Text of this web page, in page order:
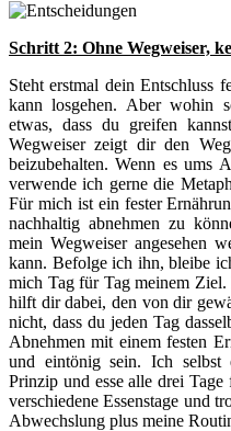
Schritt 2: Ohne Wegweiser,
Steht erstmal dein Entschluss
kann losgehen. Aber wohin
etwas, dass du greifen
Wegweiser zeigt dir den
beizubehalten. Wenn es ums
verwende ich gerne die
Für mich ist ein fester
nachhaltig abnehmen zu
mein Wegweiser angesehen
kann. Befolge ich ihn, bleibe
mich Tag für Tag meinem
hilft dir dabei, den von dir
nicht, dass du jeden Tag
Abnehmen mit einem festen
und eintönig sein. Ich selbst
Prinzip und esse alle drei Tage
verschiedene Essenstage und
Abwechslung plus meine